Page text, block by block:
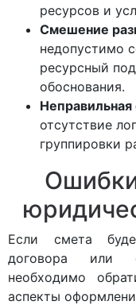
ресурсов и
Смешение
недопустимо
ресурсный
обоснования.
Неправильная
отсутствие
группировки
Если смета
договора или
необходимо
аспекты